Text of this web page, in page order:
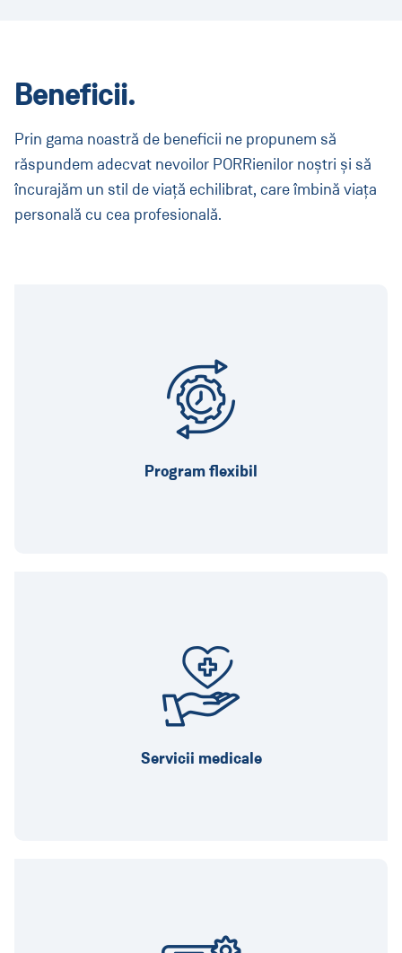
Beneficii.
Prin gama noastră de beneficii ne propunem să
răspundem adecvat nevoilor PORRienilor noștri și să
încurajăm un stil de viață echilibrat, care îmbină viața
personală cu cea profesională.
Program flexibil
Posibilitatea de telemuncă
Vineri scurtă
Servicii medicale
Abonament privat de servicii medicale
3 ședințe psihoterapie gratuite / an
PORR Academy